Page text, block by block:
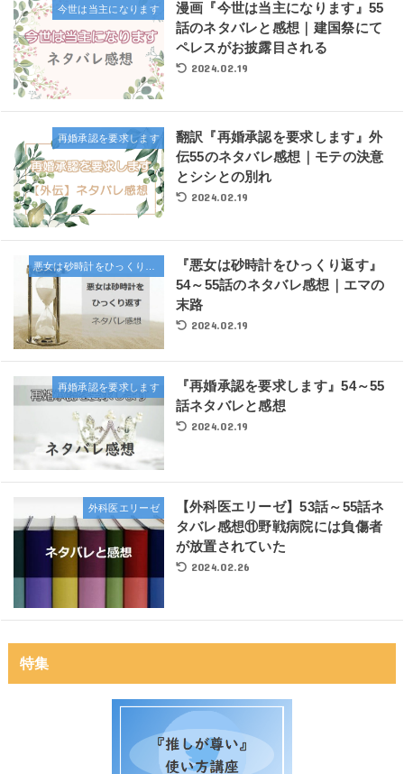
今世は当主になります
漫画『今世は当主になります』55
話のネタバレと感想｜建国祭にて
ペレスがお披露目される
2024.02.19
再婚承認を要求します
翻訳『再婚承認を要求します』外
伝55のネタバレ感想｜モテの決意
とシシとの別れ
2024.02.19
『悪女は砂時計をひっくり返す』
54～55話のネタバレ感想｜エマの
末路
2024.02.19
再婚承認を要求します
『再婚承認を要求します』54～55
話ネタバレと感想
2024.02.19
外科医エリーゼ
【外科医エリーゼ】53話～55話ネ
タバレ感想⑪野戦病院には負傷者
が放置されていた
2024.02.26
特集